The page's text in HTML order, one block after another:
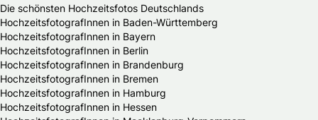
Die schönsten Hochzeitsfotos Deutschlands
HochzeitsfotografInnen in Baden-Württemberg
HochzeitsfotografInnen in Bayern
HochzeitsfotografInnen in Berlin
HochzeitsfotografInnen in Brandenburg
HochzeitsfotografInnen in Bremen
HochzeitsfotografInnen in Hamburg
HochzeitsfotografInnen in Hessen